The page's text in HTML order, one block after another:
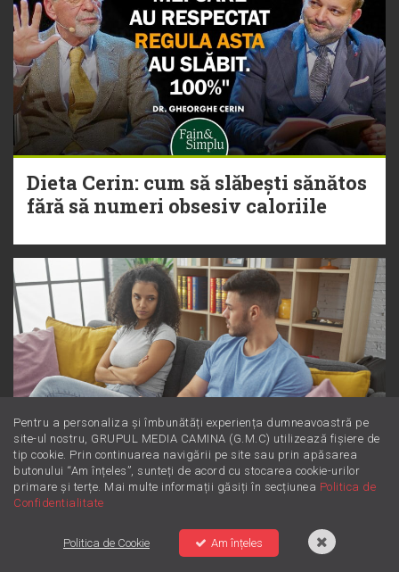
Dieta Cerin: cum să slăbești sănătos
fără să numeri obsesiv caloriile
Dincolo de supărare: Este furie sau
Pentru a personaliza și îmbunătăți experiența dumneavoastră pe
site-ul nostru, GRUPUL MEDIA CAMINA (G.M.C) utilizează fișiere de
tip cookie. Prin continuarea navigării pe site sau prin apăsarea
butonului “Am înțeles”, sunteți de acord cu stocarea cookie-urilor
primare și terțe. Mai multe informații găsiți în secțiunea Politica de
Confidentialitate
Politica de Cookie Am înțeles